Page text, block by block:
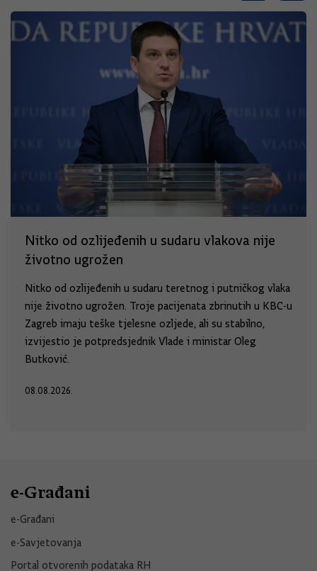
Nitko od ozlijeđenih u sudaru vlakova nije
životno ugrožen
Nitko od ozlijeđenih u sudaru teretnog i putničkog vlaka
nije životno ugrožen. Troje pacijenata zbrinutih u KBC-u
Zagreb imaju teške tjelesne ozljede, ali su stabilno,
izvijestio je potpredsjednik Vlade i ministar Oleg
Butković.
08.08.2026.
e-Građani
e-Građani
e-Savjetovanja
Portal otvorenih podataka RH